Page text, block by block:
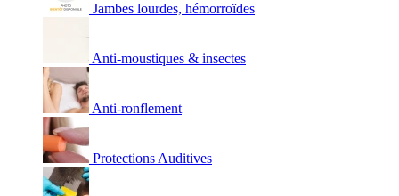
Jambes lourdes, hémorroïdes
Anti-moustiques & insectes
Anti-ronflement
Protections Auditives